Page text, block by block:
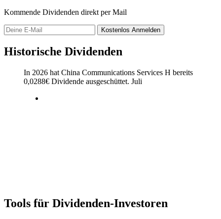
Kommende Dividenden direkt per Mail
Kostenlos Anmelden
Historische Dividenden
In 2026 hat China Communications Services H bereits
0,0288€ Dividende ausgeschüttet. Juli
Tools für Dividenden-Investoren